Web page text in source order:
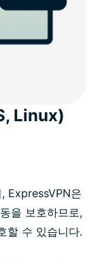
Linux)
ExpressVPN은
을 보호하므로,
할 수 있습니다.